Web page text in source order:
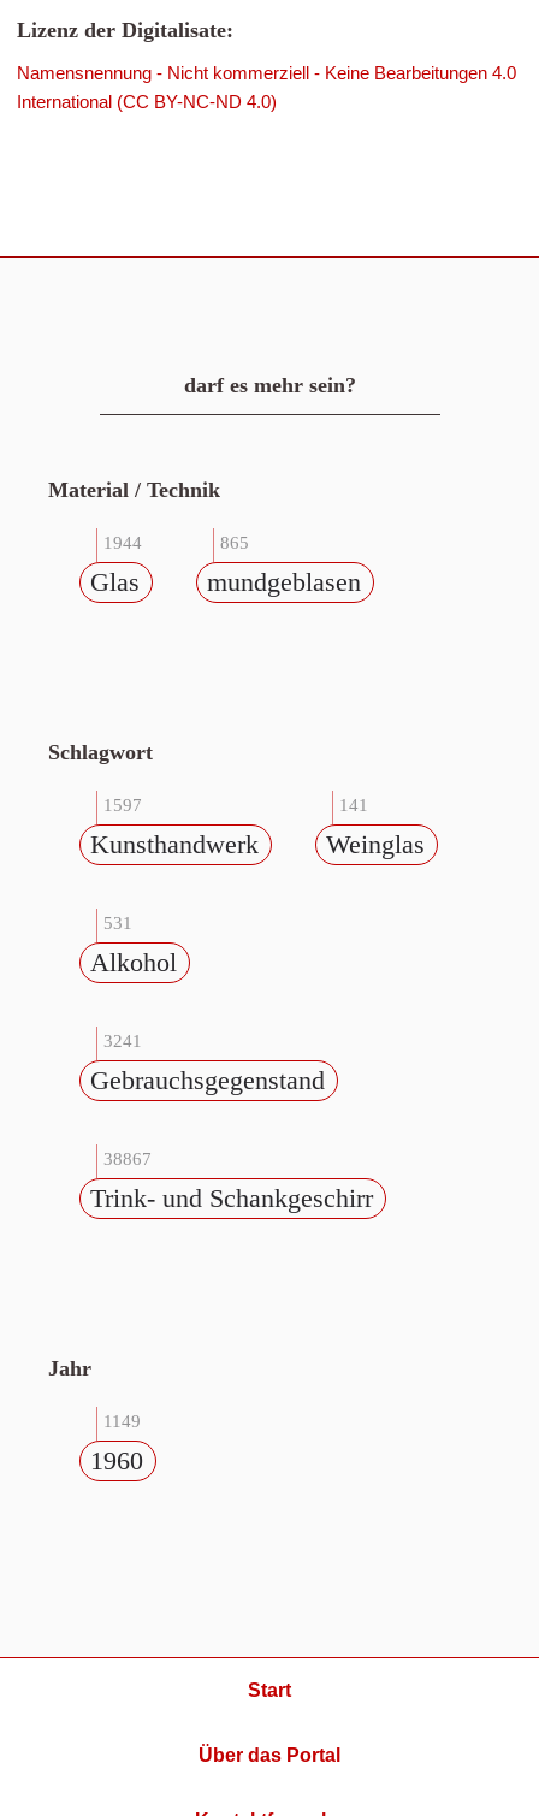
Lizenz der Digitalisate:
Namensnennung - Nicht kommerziell - Keine Bearbeitungen 4.0
International (CC BY-NC-ND 4.0)
darf es mehr sein?
Material / Technik
1944
Glas
865
mundgeblasen
Schlagwort
1597
Kunsthandwerk
141
Weinglas
531
Alkohol
3241
Gebrauchsgegenstand
38867
Trink- und Schankgeschirr
Jahr
1149
1960
Start
Über das Portal